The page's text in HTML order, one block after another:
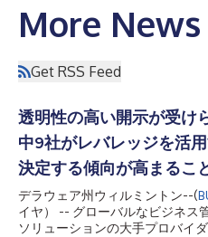
More News
Get RSS Feed
透明性の高い開示が受け
中9社がレバレッジを活
決定する傾向が高まるこ
デラウェア州ウィルミントン--(
イヤ） -- グローバルなビジネス
ソリューションの大手プロバイ